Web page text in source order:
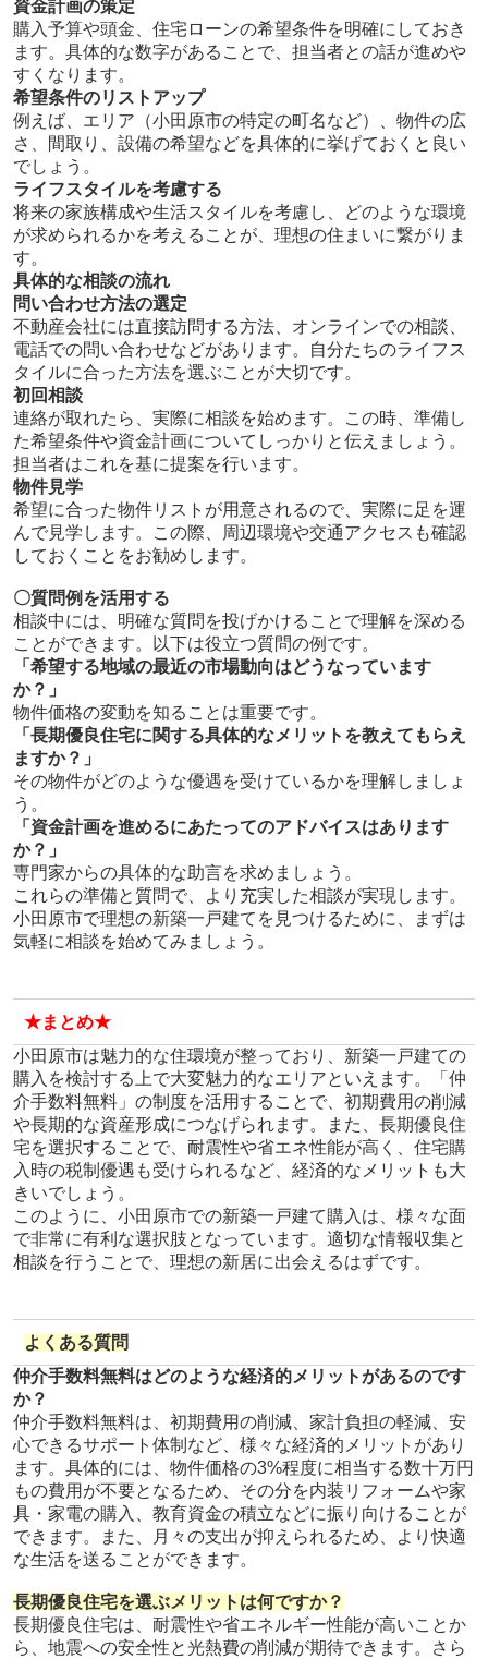
資金計画の策定
購入予算や頭金、住宅ローンの希望条件を明確にしておき
ます。具体的な数字があることで、担当者との話が進めや
すくなります。
希望条件のリストアップ
例えば、エリア（小田原市の特定の町名など）、物件の広
さ、間取り、設備の希望などを具体的に挙げておくと良い
でしょう。
ライフスタイルを考慮する
将来の家族構成や生活スタイルを考慮し、どのような環境
が求められるかを考えることが、理想の住まいに繋がりま
す。
具体的な相談の流れ
問い合わせ方法の選定
不動産会社には直接訪問する方法、オンラインでの相談、
電話での問い合わせなどがあります。自分たちのライフス
タイルに合った方法を選ぶことが大切です。
初回相談
連絡が取れたら、実際に相談を始めます。この時、準備し
た希望条件や資金計画についてしっかりと伝えましょう。
担当者はこれを基に提案を行います。
物件見学
希望に合った物件リストが用意されるので、実際に足を運
んで見学します。この際、周辺環境や交通アクセスも確認
しておくことをお勧めします。
〇質問例を活用する
相談中には、明確な質問を投げかけることで理解を深める
ことができます。以下は役立つ質問の例です。
「希望する地域の最近の市場動向はどうなっています
か？」
物件価格の変動を知ることは重要です。
「長期優良住宅に関する具体的なメリットを教えてもらえ
ますか？」
その物件がどのような優遇を受けているかを理解しましょ
う。
「資金計画を進めるにあたってのアドバイスはあります
か？」
専門家からの具体的な助言を求めましょう。
これらの準備と質問で、より充実した相談が実現します。
小田原市で理想の新築一戸建てを見つけるために、まずは
気軽に相談を始めてみましょう。
★まとめ★
小田原市は魅力的な住環境が整っており、新築一戸建ての
購入を検討する上で大変魅力的なエリアといえます。「仲
介手数料無料」の制度を活用することで、初期費用の削減
や長期的な資産形成につなげられます。また、長期優良住
宅を選択することで、耐震性や省エネ性能が高く、住宅購
入時の税制優遇も受けられるなど、経済的なメリットも大
きいでしょう。
このように、小田原市での新築一戸建て購入は、様々な面
で非常に有利な選択肢となっています。適切な情報収集と
相談を行うことで、理想の新居に出会えるはずです。
よくある質問
仲介手数料無料はどのような経済的メリットがあるのです
か？
仲介手数料無料は、初期費用の削減、家計負担の軽減、安
心できるサポート体制など、様々な経済的メリットがあり
ます。具体的には、物件価格の3%程度に相当する数十万円
もの費用が不要となるため、その分を内装リフォームや家
具・家電の購入、教育資金の積立などに振り向けることが
できます。また、月々の支出が抑えられるため、より快適
な生活を送ることができます。
長期優良住宅を選ぶメリットは何ですか？
長期優良住宅は、耐震性や省エネルギー性能が高いことか
ら、地震への安全性と光熱費の削減が期待できます。さら